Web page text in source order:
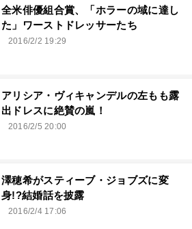
全米俳優組合賞、「ホラーの域に達し
た」ワーストドレッサーたち
2016/2/2 19:29
アリシア・ヴィキャンデルの左もも露
出ドレスに絶賛の嵐！
2016/2/5 20:00
澤穂希がスティーブ・ジョブズに変
身!?結婚話を披露
2016/2/4 17:06